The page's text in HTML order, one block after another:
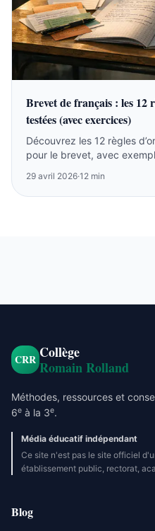
Brevet de français : les 12
testées (avec exercices)
Découvrez les 12 règles
pour le brevet, avec
29 avril 2026·12 min
CRR Collège
Romain Rolland
Méthodes, ressources et
6e à la 3e.
Média éducatif indépendant
Ce site n'est pas le site officiel
établissement public, rectorat,
Blog